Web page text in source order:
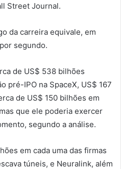
Street Journal.
da carreira equivale, em
segundo.
de US$ 538 bilhões
pré-IPO na SpaceX, US$ 167
de US$ 150 bilhões em
que ele poderia exercer
segundo a análise.
em cada uma das firmas
túneis, e Neuralink, além